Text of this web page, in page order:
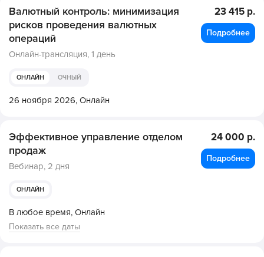
Валютный контроль: минимизация
рисков проведения валютных
операций
Онлайн-трансляция, 1 день
ОНЛАЙН ОЧНЫЙ
26 ноября 2026, Онлайн
23 415 р.
Подробнее
Эффективное управление отделом
продаж
Вебинар, 2 дня
ОНЛАЙН
В любое время, Онлайн
Показать все даты
24 000 р.
Подробнее